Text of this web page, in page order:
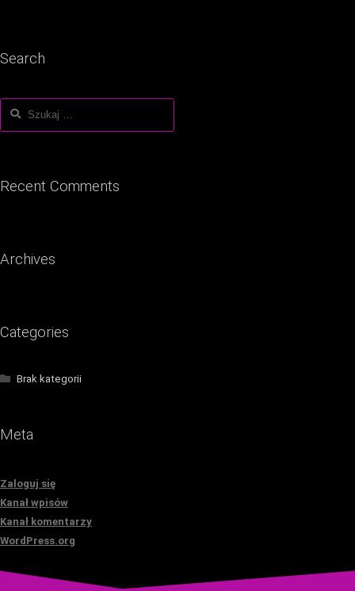
Search
Szukaj:
Recent Comments
Archives
Categories
Brak kategorii
Meta
Zaloguj się
Kanał wpisów
Kanał komentarzy
WordPress.org